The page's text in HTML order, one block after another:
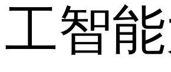
工智